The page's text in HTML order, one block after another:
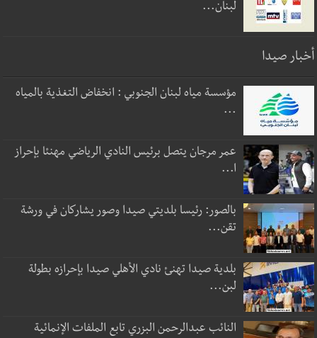
لبنان...
أخبار صيدا
مؤسسة مياه لبنان الجنوبي : انخفاض التغذية بالمياه
...
عمر مرجان يتصل برئيس النادي الرياضي مهنئا بإحراز
ا...
بالصور: رئيسا بلديتي صيدا وصور يشاركان في ورشة
تقن...
بلدية صيدا تهنئ نادي الأهلي صيدا بإحرازه بطولة
لبن...
النائب عبدالرحمن البزري تابع الملفات الإنمائية